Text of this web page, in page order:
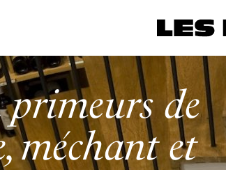
de
méchant et